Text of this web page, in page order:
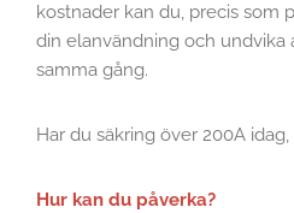
kostnader kan du, precis som
din elanvändning och
samma gång.
Har du säkring över 200A
Hur kan du påverka?